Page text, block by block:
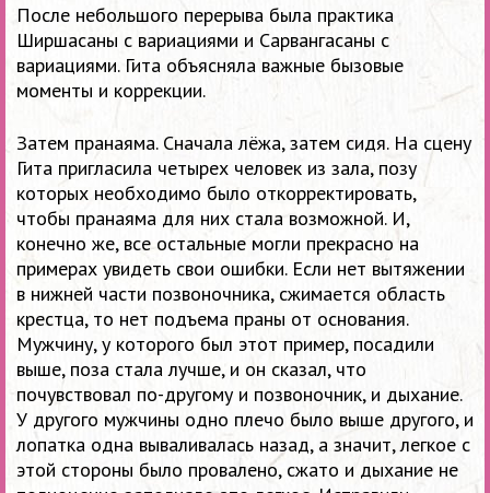
После небольшого перерыва была практика
Ширшасаны с вариациями и Сарвангасаны с
вариациями. Гита объясняла важные бызовые
моменты и коррекции.
Затем пранаяма. Сначала лёжа, затем сидя. На сцену
Гита пригласила четырех человек из зала, позу
которых необходимо было откорректировать,
чтобы пранаяма для них стала возможной. И,
конечно же, все остальные могли прекрасно на
примерах увидеть свои ошибки. Если нет вытяжении
в нижней части позвоночника, сжимается область
крестца, то нет подъема праны от основания.
Мужчину, у которого был этот пример, посадили
выше, поза стала лучше, и он сказал, что
почувствовал по-другому и позвоночник, и дыхание.
У другого мужчины одно плечо было выше другого, и
лопатка одна вываливалась назад, а значит, легкое с
этой стороны было провалено, сжато и дыхание не